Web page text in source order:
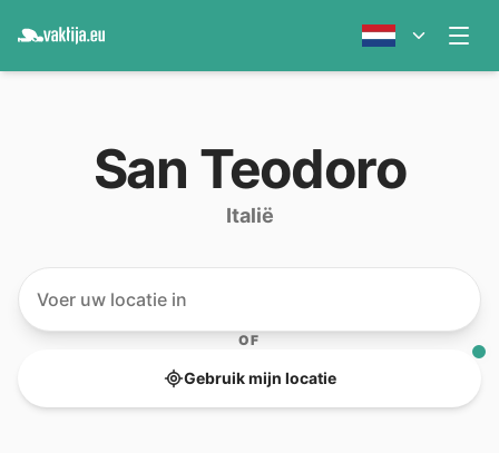
San Teodoro
Italië
OF
Gebruik mijn locatie